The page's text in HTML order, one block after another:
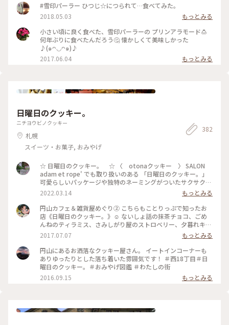
#雪印パーラー ひつじ☆につられて…食べてみた。
2018.05.03
もっとみる
小さい頃に良く食べた、雪印パーラーの プリンアラモード🍮
何年ぶりに食べたんだろう🤔 懐かしくて美味しかった
♪(๑ᴖ◡ᴖ๑)♪
2017.06.04
もっとみる
日曜日のクッキー。
ニチヨウビノクッキー
札幌
スイーツ・お菓子, おみやげ
382
☆ 日曜日のクッキー。 ☆ 〈 otonaクッキー 〉 SALON
adam et rope' でも取り扱いのある 「日曜日のクッキー。」
可愛らしいパッケージや独特のネーミングがついたサクサクの
美味しいクッキー♡ 頂いたのはオトナクッキーなので、甘い
系では無くお酒にも合うクッキー。 〈 眠れぬ夜の黒胡椒
チーズ 〉 〈 夢見るスペキュロス 〉 〈 星降る空のオリ
ーブ 〉 3種あるので楽しみに頂きたいと思います！ #クッキ
ー #日曜日のクッキー #北海道 #オトナクッキー
2022.03.14
もっとみる
円山カフェ＆雑貨屋めぐり② こちらもことりっぷで知ったお
店《日曜日のクッキー。》☺︎ ないしょ話の抹茶チョコ、ごめ
んねのティラミス、さみしがり屋のストロベリー、夕暮れキャ
ラメルを買いました♪ ずらっと並んだかわいい名前のクッキ
ーたちは選んでる時間も幸せでした♡ #北海道 #わたしの街 #
カフェ #クッキー #おみやげ
2017.07.07
もっとみる
円山にあるお洒落なクッキー屋さん。 イートインコーナーも
ありゆったりとした落ち着いた雰囲気です！ ＃西18丁目＃日
曜日のクッキー。＃おみやげ図鑑 ＃わたしの街
2016.09.15
もっとみる